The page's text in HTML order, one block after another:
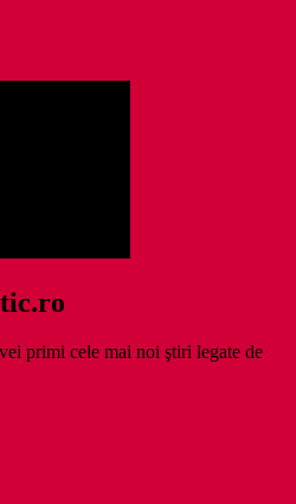
primi cele mai noi ştiri legate de